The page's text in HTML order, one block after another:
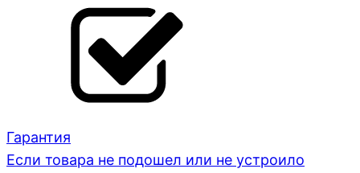
Гарантия
Если товара не подошел или не устроило